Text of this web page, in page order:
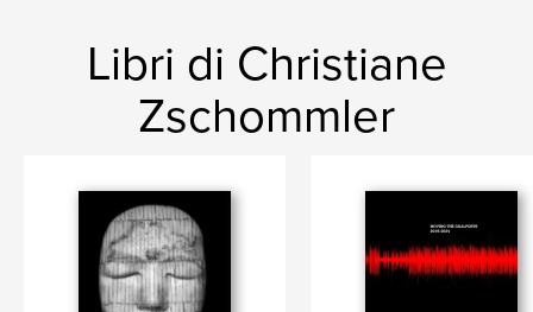
Libri di Christiane
Zschommler